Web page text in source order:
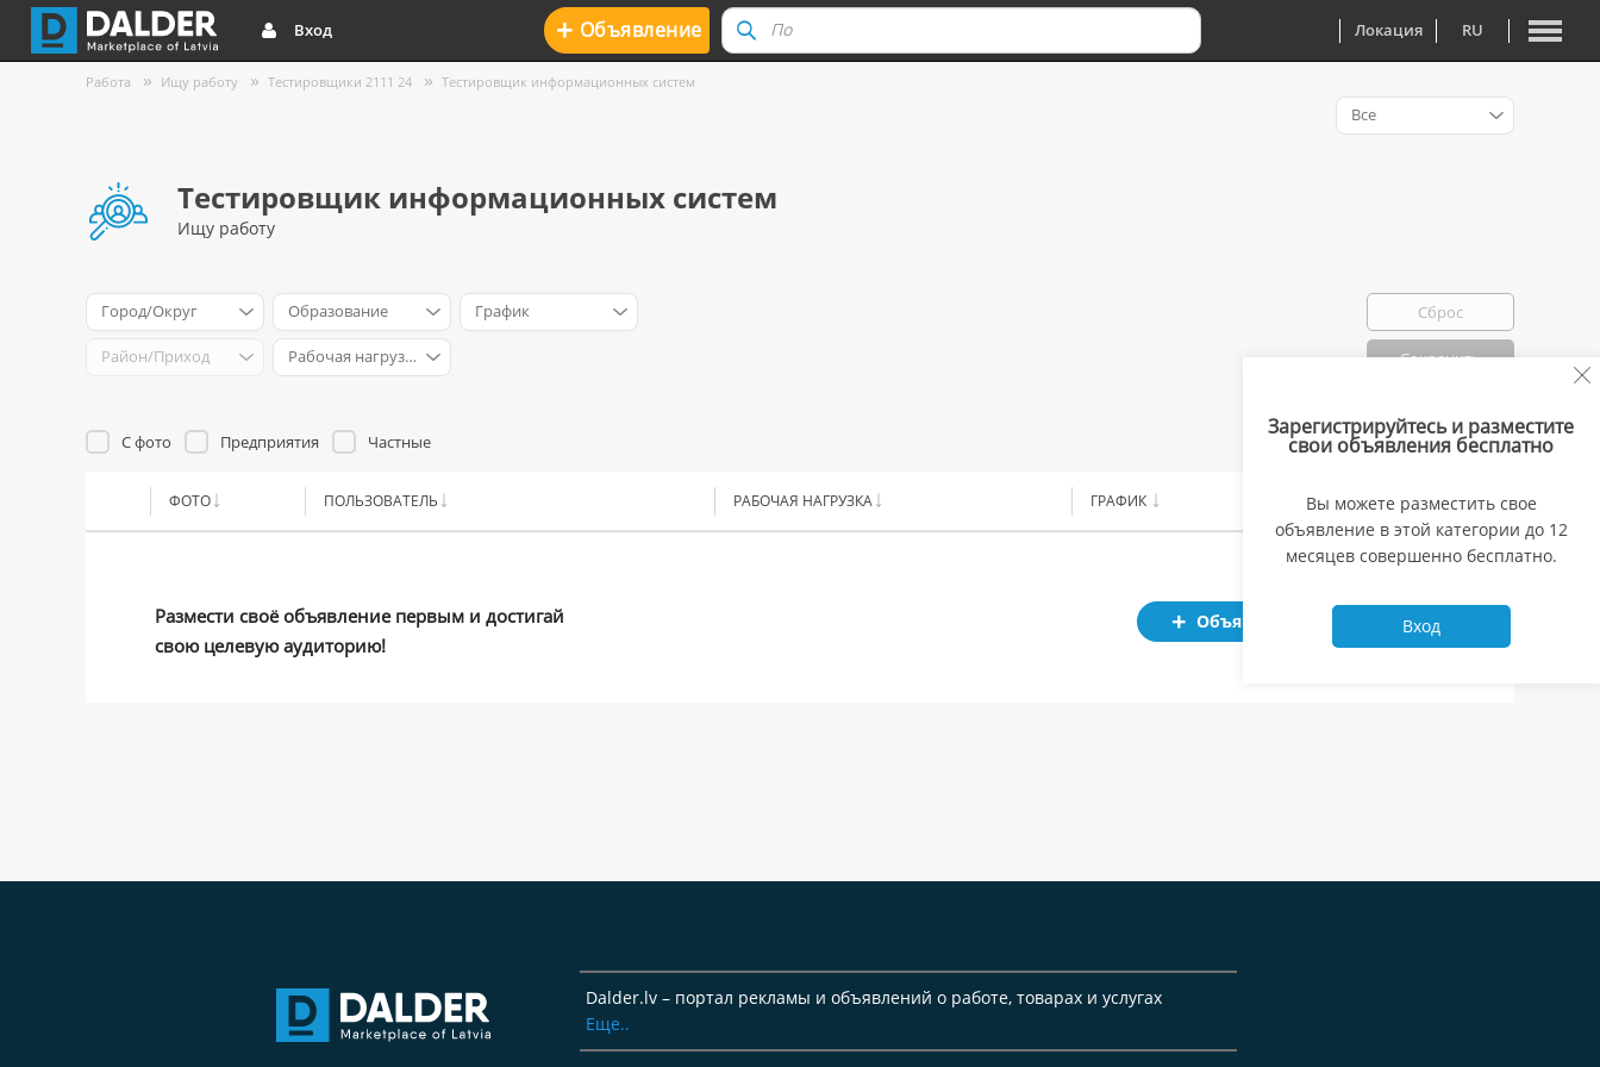
Вход + Oбъявление Локация RU
Работа Ищу работу Тестировщики 2111 24 Тестировщик информационных систем
Тестировщик информационных систем
Ищу работу
Город/Округ Образование График
Район/Приход Рабочая нагрузка
Сброс
Сохранить
Все
С фото Предприятия Частные Избранно: 0
ФОТО ПОЛЬЗОВАТЕЛЬ РАБОЧАЯ НАГРУЗКА ГРАФИК ЗАРПЛАТА
Размести своё объявление первым и достигай
свою целевую аудиторию!
Объявление
Зарегистрируйтесь и разместите
свои объявления бесплатно
Вы можете разместить свое
объявление в этой категории до 12
месяцев совершенно бесплатно.
Вход
Dalder.lv – портал рекламы и объявлений о работе, товарах и услугах
Еще..